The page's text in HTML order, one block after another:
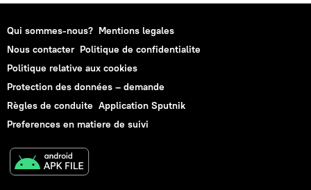
Qui sommes-nous? Mentions legales
Nous contacter Politique de confidentialite
Politique relative aux cookies
Protection des données – demande
Règles de conduite Application Sputnik
Preferences en matiere de suivi